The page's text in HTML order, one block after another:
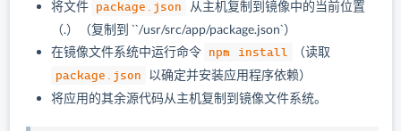
将文件 package.json
从主机复制到镜像中的当前位置
（.）（复制到 ``/usr/src/app/package.json`）
在镜像文件系统中运行命令 npm install （读取
package.json 以确定并安装应用程序依赖）
将应用的其余源代码从主机复制到镜像文件系统。